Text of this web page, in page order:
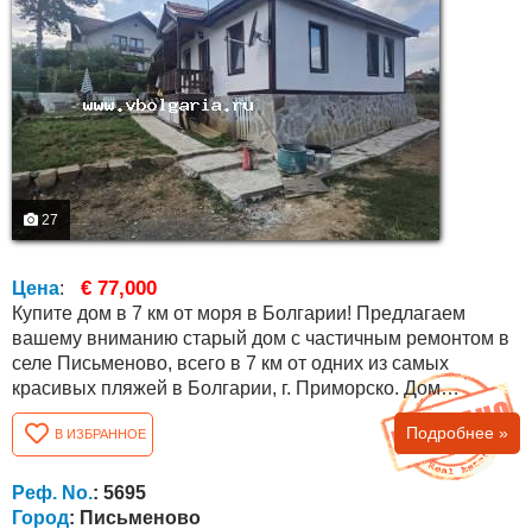
27
Цена: € 77,000
Купите дом в 7 км от моря в Болгарии! Предлагаем
вашему вниманию старый дом с частичным ремонтом в
селе Письменово, всего в 7 км от одних из самых
красивых пляжей в Болгарии, г. Приморско. Дом
находится в конце села в тихом и уединенном месте,
рядом с лесом и видом на горы Странджа. Двор
площадью - 750 кв.м. граничит с щебневой дорогой.
Площадь дома составляет около 90 кв.м. распределены
между прихожей, которая обособлена как гостиная,...
В ИЗБРАННОЕ Подробнее »
Реф. No.: 5695
Город: Письменово